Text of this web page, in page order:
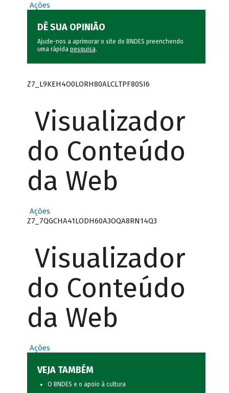
Ações
DÊ SUA OPINIÃO
Ajude-nos a aprimorar o site do BNDES preenchendo
uma rápida pesquisa.
Z7_L9KEH4O0LORH80ALCLTPF80SI6
Visualizador
do Conteúdo
da Web
Ações
Z7_7QGCHA41LODH60A3OQA8RN14Q3
Visualizador
do Conteúdo
da Web
Ações
VEJA TAMBÉM
O BNDES e o apoio à cultura